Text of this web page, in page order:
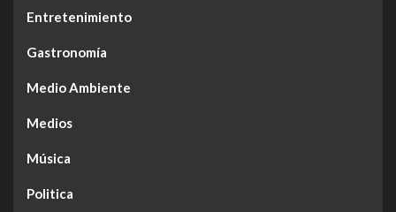
Entretenimiento
Gastronomía
Medio Ambiente
Medios
Música
Politica